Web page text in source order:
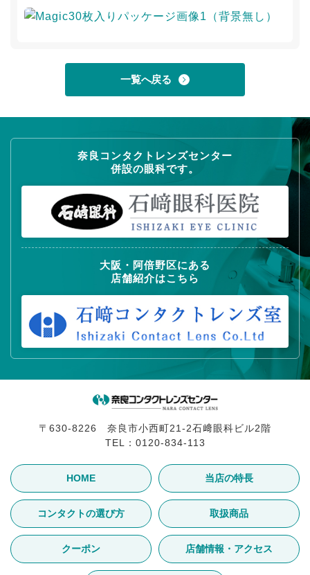
一覧へ戻る
奈良コンタクトレンズセンター
併設の眼科です。
大阪・阿倍野区にある
店舗紹介はこちら
〒630-8226 奈良市小西町21-2石﨑眼科ビル2階
TEL： 0120-834-113
HOME 当店の特長
コンタクトの選び方 取扱商品
クーポン 店舗情報・アクセス